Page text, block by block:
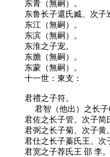
东青（無嗣）。
东鲁长子還氏臧、次子
东江（無嗣）。
东滨（無嗣）。
东淮之子宠。
东膽（無嗣）。
东蒙（無嗣）。
十一世：東支：
君禮之子符。
君智（他出）之长子
君佐之长子管、次子简
君弼之长子菊、次子黄。
君仕之长子蓁氏王、次
君宽之子荐氏王 邵 李。